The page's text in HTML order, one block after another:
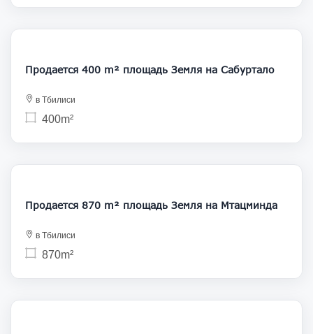
180 000
Продается 400 m² площадь Земля на Сабуртало
в Тбилиси
400m²
174 000
Продается 870 m² площадь Земля на Мтацминда
в Тбилиси
870m²
150 000